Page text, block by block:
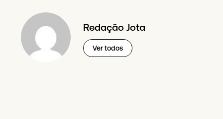
Redação Jota
Ver todos